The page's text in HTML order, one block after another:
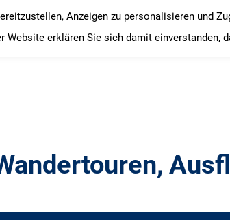
Anzeigen zu personalisieren und
Website erklären Sie sich damit einverstanden,